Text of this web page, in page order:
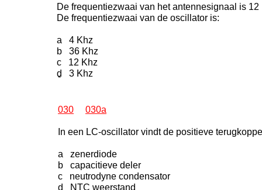
De frequentiezwaai van het antennesignaal is 12
De frequentiezwaai van de oscillator is:
a 4 Khz
b 36 Khz
c 12 Khz
d 3 Khz
-
030 030a
In een LC-oscillator vindt de positieve
a zenerdiode
b capacitieve deler
c neutrodyne condensator
d NTC weerstand